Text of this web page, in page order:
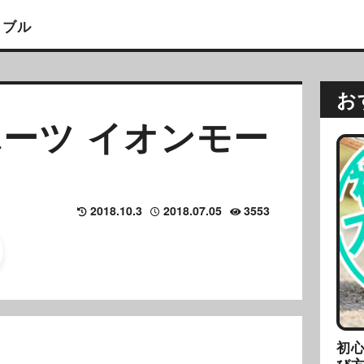
ル
ツ イオンモー
3553
2018.07.05
2018.10.3
お
初